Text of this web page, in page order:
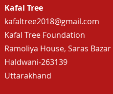
Kafal Tree
kafaltree2018@gmail.com
Kafal Tree Foundation
Ramoliya House, Saras Bazar
Haldwani-263139
Uttarakhand